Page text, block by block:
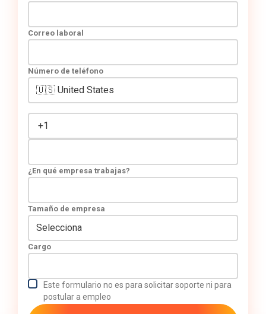
Correo laboral
Número de teléfono
¿En qué empresa trabajas?
Tamaño de empresa
Cargo
Este formulario no es para solicitar soporte ni para
postular a empleo